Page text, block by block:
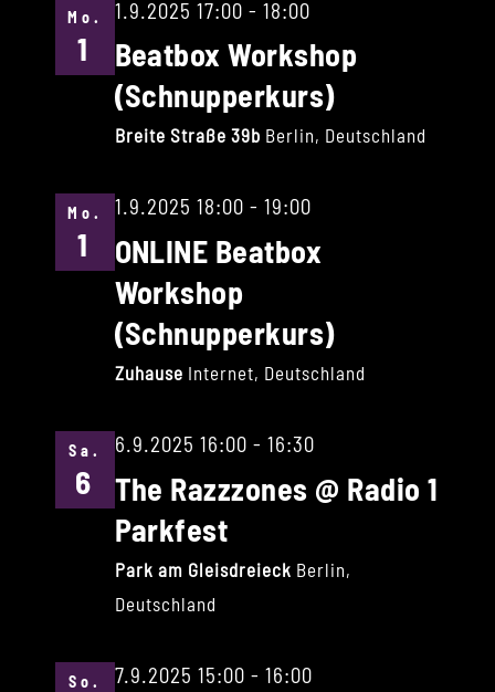
Mo.
1
1.9.2025 17:00 - 18:00
Beatbox Workshop
(Schnupperkurs)
Breite Straße 39b Berlin, Deutschland
Mo.
1
1.9.2025 18:00 - 19:00
ONLINE Beatbox
Workshop
(Schnupperkurs)
Zuhause Internet, Deutschland
Sa.
6
6.9.2025 16:00 - 16:30
The Razzzones @ Radio 1
Parkfest
Park am Gleisdreieck Berlin,
Deutschland
So. 7.9.2025 15:00 - 16:00